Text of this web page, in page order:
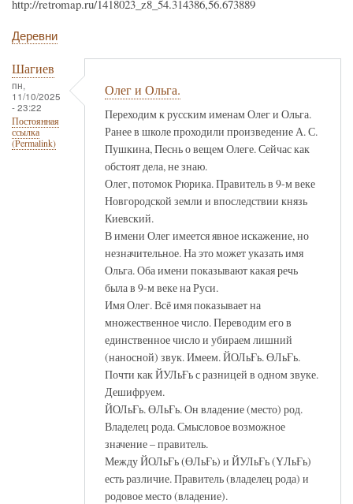
http://retromap.ru/1418023_z8_54.314386,56.673889
Деревни
Шагиев
пн,
11/10/2025
- 23:22
Постоянная
ссылка
(Permalink)
Олег и Ольга.
Переходим к русским именам Олег и Ольга.
Ранее в школе проходили произведение А. С.
Пушкина, Песнь о вещем Олеге. Сейчас как
обстоят дела, не знаю.
Олег, потомок Рюрика. Правитель в 9-м веке
Новгородской земли и впоследствии князь
Киевский.
В имени Олег имеется явное искажение, но
незначительное. На это может указать имя
Ольга. Оба имени показывают какая речь
была в 9-м веке на Руси.
Имя Олег. Всё имя показывает на
множественное число. Переводим его в
единственное число и убираем лишний
(наносной) звук. Имеем. ЙОЛьҒь. ӨЛьҒь.
Почти как ЙУЛьҒь с разницей в одном звуке.
Дешифруем.
ЙОЛьҒь. ӨЛьҒь. Он владение (место) род.
Владелец рода. Смысловое возможное
значение – правитель.
Между ЙОЛьҒь (ӨЛьҒь) и ЙУЛьҒь (ҮЛьҒь)
есть различие. Правитель (владелец рода) и
родовое место (владение).